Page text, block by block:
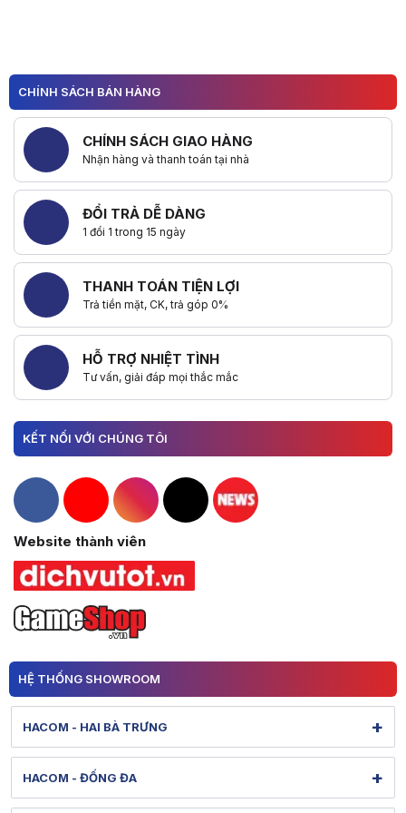
CHÍNH SÁCH BÁN HÀNG
CHÍNH SÁCH GIAO HÀNG
Nhận hàng và thanh toán tại nhà
ĐỔI TRẢ DỄ DÀNG
1 đổi 1 trong 15 ngày
THANH TOÁN TIỆN LỢI
Trả tiền mặt, CK, trả góp 0%
HỖ TRỢ NHIỆT TÌNH
Tư vấn, giải đáp mọi thắc mắc
KẾT NỐI VỚI CHÚNG TÔI
Hacom Facebook
Hacom YouTube
Hacom Instagram
Hacom TikTok
Website thành viên
HỆ THỐNG SHOWROOM
HACOM - HAI BÀ TRƯNG +
Hình ảnh thực tế từ showroom
Xem bản đồ đường đi
HACOM - ĐỐNG ĐA +